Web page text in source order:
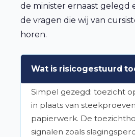
de minister ernaast gelegd
de vragen die wij van
horen.
Wat is risicogestuurd
Simpel gezegd: toezicht
in plaats van
papierwerk. De
signalen zoals